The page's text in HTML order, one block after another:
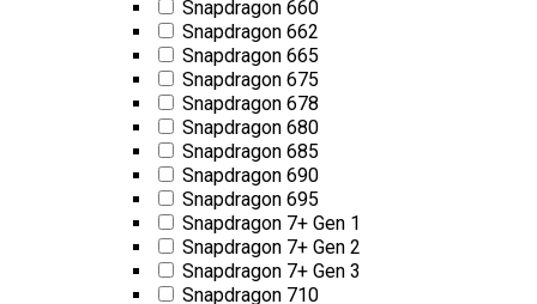
Snapdragon 660
Snapdragon 662
Snapdragon 665
Snapdragon 675
Snapdragon 678
Snapdragon 680
Snapdragon 685
Snapdragon 690
Snapdragon 695
Snapdragon 7+ Gen 1
Snapdragon 7+ Gen 2
Snapdragon 7+ Gen 3
Snapdragon 710